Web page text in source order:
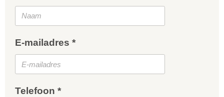
E-mailadres *
Telefoon *